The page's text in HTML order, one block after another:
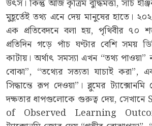
উৎস। কিন্তু আজ কৃত্রিম বুদ্ধিমত্তা, সার্চ
মুহূর্তেই তথ্য এনে দেয় মানুষের হাতে।
এক প্রতিবেদনে বলা হয়, পৃথিবীর ৭০
প্রতিদিন গড়ে পাঁচ ঘণ্টার বেশি সময়
কাটায়। অর্থাৎ সমস্যা এখন “তথ্য পাওয়া”
বোঝা”, “তথ্যের সত্যতা যাচাই করা”,
সিদ্ধান্তে রূপ দেওয়া”। ব্লুমের
দক্ষতার ধাপগুলোকে গুরুত্ব দেয়,
of Observed Learning